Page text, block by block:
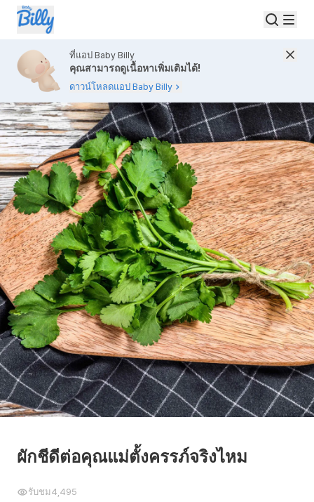
ที่แอป Baby Billy
คุณสามารถดูเนื้อหาเพิ่มเติมได้!
ดาวน์โหลดแอป Baby Billy
ผักชีดีต่อคุณแม่ตั้งครรภ์จริงไหม
รับชม4,495